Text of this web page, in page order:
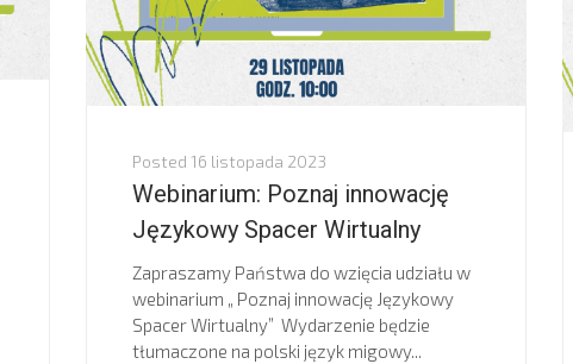
Posted 16 listopada 2023
Webinarium: Poznaj innowację
Językowy Spacer Wirtualny
Zapraszamy Państwa do wzięcia udziału w
webinarium „ Poznaj innowację Językowy
Spacer Wirtualny” Wydarzenie będzie
tłumaczone na polski język migowy...